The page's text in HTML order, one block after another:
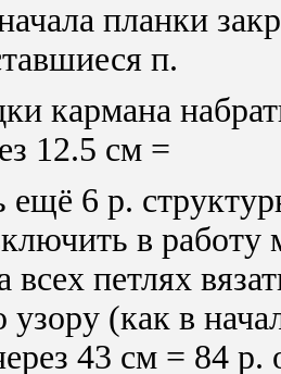
планки
п.
кармана
12.5 см =
ещё 6 р.
в
всех петлях
(как в
43 см = 84 р.